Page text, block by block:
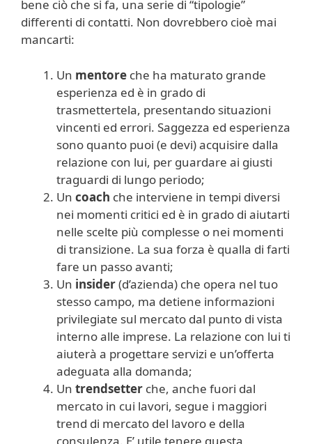
bene ciò che si fa, una serie di “tipologie”
differenti di contatti. Non dovrebbero cioè mai
mancarti:
Un mentore che ha maturato grande
esperienza ed è in grado di
trasmettertela, presentando situazioni
vincenti ed errori. Saggezza ed esperienza
sono quanto puoi (e devi) acquisire dalla
relazione con lui, per guardare ai giusti
traguardi di lungo periodo;
Un coach che interviene in tempi diversi
nei momenti critici ed è in grado di aiutarti
nelle scelte più complesse o nei momenti
di transizione. La sua forza è qualla di farti
fare un passo avanti;
Un insider(d’azienda) che opera nel tuo
stesso campo, ma detiene informazioni
privilegiate sul mercato dal punto di vista
interno alle imprese. La relazione con lui ti
aiuterà a progettare servizi e un’offerta
adeguata alla domanda;
Un trendsetter che, anche fuori dal
mercato in cui lavori, segue i maggiori
trend di mercato del lavoro e della